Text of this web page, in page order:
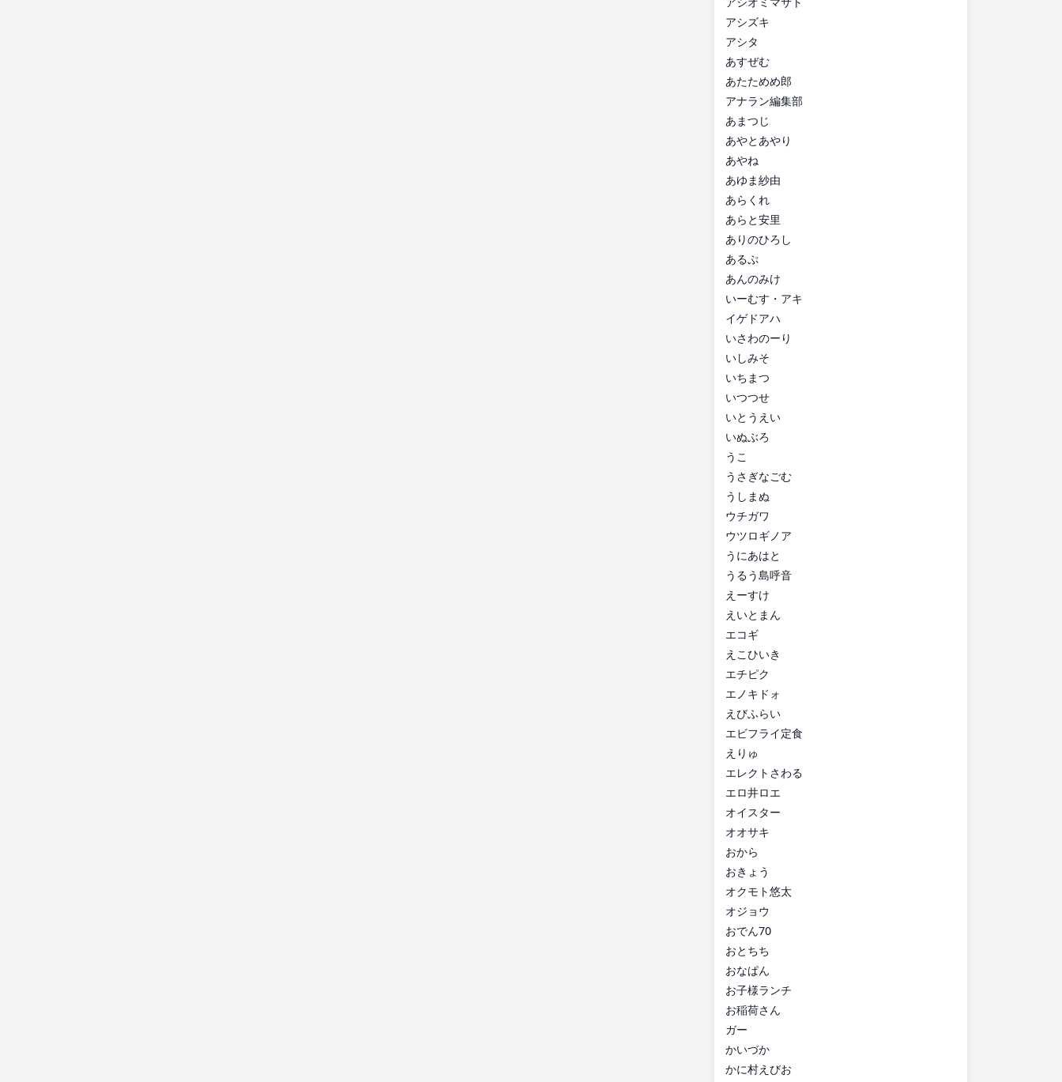
アシズキ
アシタ
あすぜむ
あたためめ郎
アナラン編集部
あまつじ
あやとあやり
あやね
あゆま紗由
あらくれ
あらと安里
ありのひろし
あるぷ
あんのみけ
いーむす・アキ
イゲドアハ
いさわのーり
いしみそ
いちまつ
いつつせ
いとうえい
いぬぶろ
うこ
うさぎなごむ
うしまぬ
ウチガワ
ウツロギノア
うにあはと
うるう島呼音
えーすけ
えいとまん
エコギ
えこひいき
エチピク
エノキドォ
えびふらい
エビフライ定食
えりゅ
エレクトさわる
エロ井ロエ
オイスター
オオサキ
おから
おきょう
オクモト悠太
オジョウ
おでん70
おとちち
おなぱん
お子様ランチ
お稲荷さん
ガー
かいづか
かに村えびお